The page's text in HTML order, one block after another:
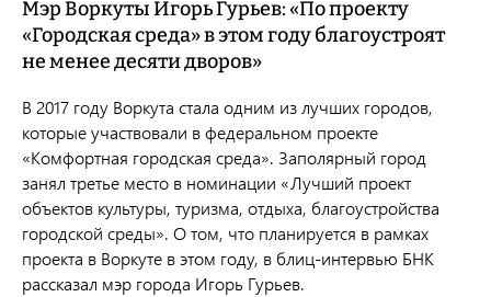
Мэр Воркуты Игорь Гурьев: «По проекту
«Городская среда» в этом году благоустроят
не менее десяти дворов»
В 2017 году Воркута стала одним из лучших городов,
которые участвовали в федеральном проекте
«Комфортная городская среда». Заполярный город
занял третье место в номинации «Лучший проект
объектов культуры, туризма, отдыха, благоустройства
городской среды». О том, что планируется в рамках
проекта в Воркуте в этом году, в блиц-интервью БНК
рассказал мэр города Игорь Гурьев.